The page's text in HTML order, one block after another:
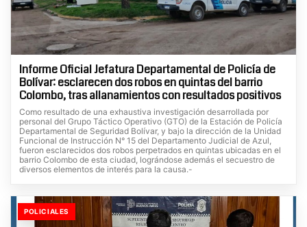
Informe Oficial Jefatura Departamental de Policía de
Bolívar: esclarecen dos robos en quintas del barrio
Colombo, tras allanamientos con resultados positivos
Como resultado de una exhaustiva investigación desarrollada por
personal del Grupo Táctico Operativo (GTO) de la Estación de Policía
Departamental de Seguridad Bolívar, y bajo la dirección de la Unidad
Funcional de Instrucción N° 15 del Departamento Judicial de Azul,
fueron esclarecidos dos robos perpetrados en quintas ubicadas en el
barrio Colombo de esta ciudad, lográndose además el secuestro de
diversos elementos de interés para la causa.-
POLICIALES